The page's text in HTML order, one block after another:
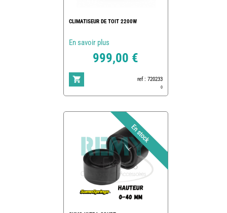
CLIMATISEUR DE TOIT 2200W
En savoir plus
999,00 €
ref : 720233
0